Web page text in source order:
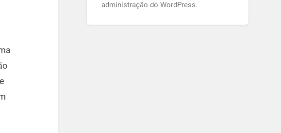
administração do WordPress.